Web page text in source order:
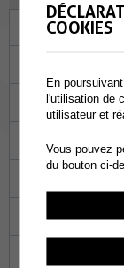
Ma
04
25
COOKIES
En
l'utilisation de
utilisateur et
Vous pouvez
du bouton ci-